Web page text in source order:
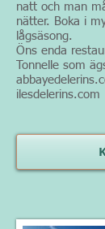
natt och man
nätter. Boka i
lågsäsong.
Öns enda
Tonnelle som
ilesdelerins.com